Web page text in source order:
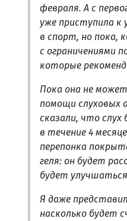
февраля. А с
уже приступила к
в спорт, но пока,
с ограничениями
которые
Пока она не
помощи слуховых
сказали, что
в течение 4
перепонка
геля: он будет
будет
Я даже
насколько будет